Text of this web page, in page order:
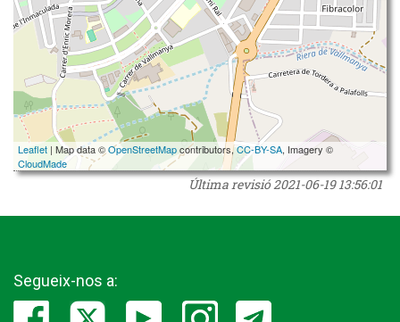
Leaflet | Map data ©OpenStreetMapcontributors,CC-BY-SA, Imagery ©
CloudMade
Última revisió2021-06-19 13:56:01
Segueix-nos a: